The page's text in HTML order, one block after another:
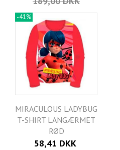
-41%
MIRACULOUS LADYBUG
T-SHIRT LANGÆRMET
RØD
58,41 DKK